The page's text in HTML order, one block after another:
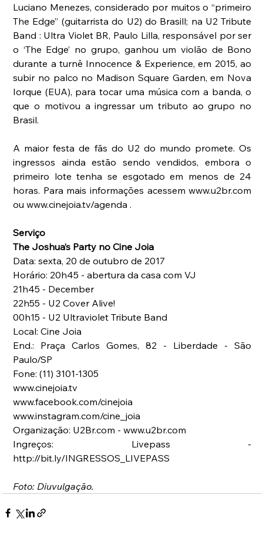
Luciano Menezes, considerado por muitos o “primeiro
The Edge” (guitarrista do U2) do Brasill; na U2 Tribute
Band : Ultra Violet BR, Paulo Lilla, responsável por ser
o ‘The Edge’ no grupo, ganhou um violão de Bono
durante a turnê Innocence & Experience, em 2015, ao
subir no palco no Madison Square Garden, em Nova
Iorque (EUA), para tocar uma música com a banda, o
que o motivou a ingressar um tributo ao grupo no
Brasil.
A maior festa de fãs do U2 do mundo promete. Os
ingressos ainda estão sendo vendidos, embora o
primeiro lote tenha se esgotado em menos de 24
horas. Para mais informações acessem www.u2br.com
ou www.cinejoia.tv/agenda .
Serviço
The Joshua’s Party no Cine Joia
Data: sexta, 20 de outubro de 2017
Horário: 20h45 - abertura da casa com VJ
21h45 - December
22h55 - U2 Cover Alive!
00h15 - U2 Ultraviolet Tribute Band
Local: Cine Joia
End.: Praça Carlos Gomes, 82 - Liberdade - São
Paulo/SP
Fone: (11) 3101-1305
www.cinejoia.tv
www.facebook.com/cinejoia
www.instagram.com/cine_joia
Organização: U2Br.com - www.u2br.com
Ingreços: Livepass -
http://bit.ly/INGRESSOS_LIVEPASS
Foto: Diuvulgação.